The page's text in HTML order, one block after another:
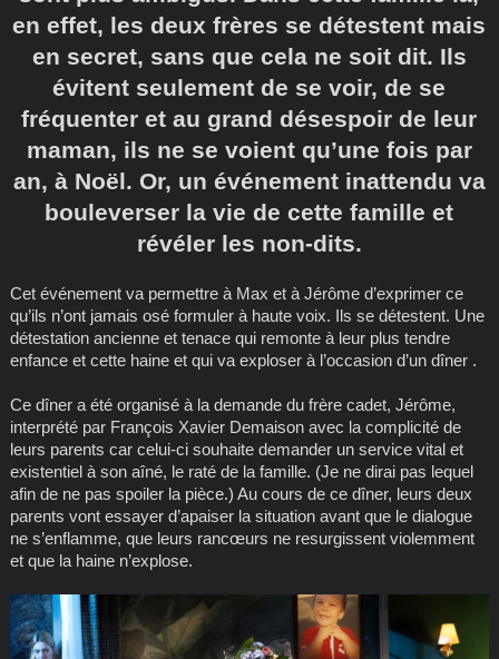
en effet, les deux frères se détestent mais
en secret, sans que cela ne soit dit. Ils
évitent seulement de se voir, de se
fréquenter et au grand désespoir de leur
maman, ils ne se voient qu’une fois par
an, à Noël. Or, un événement inattendu va
bouleverser la vie de cette famille et
révéler les non-dits.
Cet événement va permettre à Max et à Jérôme d’exprimer ce
qu’ils n’ont jamais osé formuler à haute voix. Ils se détestent. Une
détestation ancienne et tenace qui remonte à leur plus tendre
enfance et cette haine et qui va exploser à l’occasion d’un dîner .
Ce dîner a été organisé à la demande du frère cadet, Jérôme,
interprété par François Xavier Demaison avec la complicité de
leurs parents car celui-ci souhaite demander un service vital et
existentiel à son aîné, le raté de la famille. (Je ne dirai pas lequel
afin de ne pas spoiler la pièce.) Au cours de ce dîner, leurs deux
parents vont essayer d’apaiser la situation avant que le dialogue
ne s’enflamme, que leurs rancœurs ne resurgissent violemment
et que la haine n’explose.